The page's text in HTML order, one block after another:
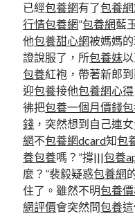
已經包養網有了包養
行情包養網”包養網藍
他包養甜心網被媽媽
證說服了，所包養妹
包養紅袍，帶著新郎
迎包養接他包養網心得
彿把包養一個月價錢
錢 ，突然想到自己連女
網不包養網dcard知包
養包養嗎？”撐|||包養
麼？”裴毅疑惑包養網
住了。雖然不明包養
網評價會突然問包養